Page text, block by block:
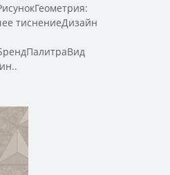
тиснениеДизайн